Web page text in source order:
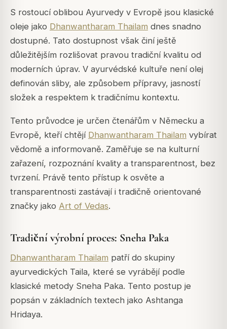
S rostoucí oblibou Ayurvedy v Evropě jsou klasické
oleje jako Dhanwantharam Thailam dnes snadno
dostupné. Tato dostupnost však činí ještě
důležitějším rozlišovat pravou tradiční kvalitu od
moderních úprav. V ayurvédské kultuře není olej
definován sliby, ale způsobem přípravy, jasností
složek a respektem k tradičnímu kontextu.
Tento průvodce je určen čtenářům v Německu a
Evropě, kteří chtějí Dhanwantharam Thailam vybírat
vědomě a informovaně. Zaměřuje se na kulturní
zařazení, rozpoznání kvality a transparentnost, bez
tvrzení. Právě tento přístup k osvěte a
transparentnosti zastávají i tradičně orientované
značky jako Art of Vedas.
Tradiční výrobní proces: Sneha Paka
Dhanwantharam Thailam patří do skupiny
ayurvedických Taila, které se vyrábějí podle
klasické metody Sneha Paka. Tento postup je
popsán v základních textech jako Ashtanga
Hridaya.